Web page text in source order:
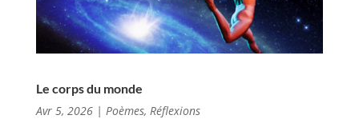
Le corps du monde
Avr 5, 2026| Poèmes, Réflexions